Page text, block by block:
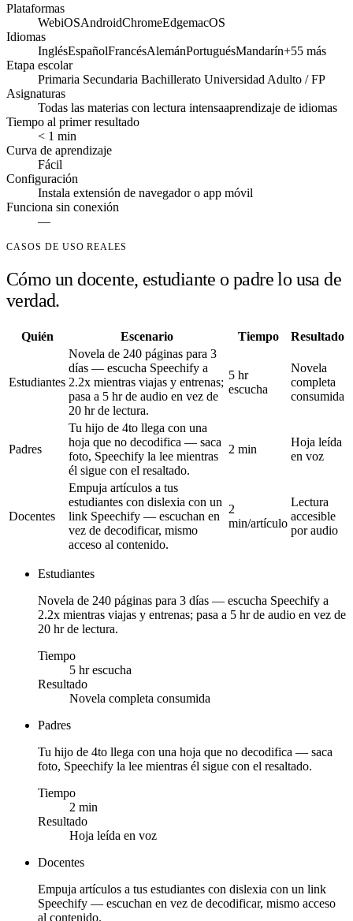
Plataformas
WebiOSAndroidChromeEdgemacOS
Idiomas
InglésEspañolFrancésAlemánPortuguésMandarín+55 más
Etapa escolar
Primaria Secundaria Bachillerato Universidad Adulto / FP
Asignaturas
Todas las materias con lectura intensaaprendizaje de idiomas
Tiempo al primer resultado
< 1 min
Curva de aprendizaje
Fácil
Configuración
Instala extensión de navegador o app móvil
Funciona sin conexión
—
CASOS DE USO REALES
Cómo un docente, estudiante o padre lo usa de
verdad.
Quién Escenario Tiempo Resultado
Estudiantes
Novela de 240 páginas para 3
días — escucha Speechify a
2.2x mientras viajas y entrenas;
pasa a 5 hr de audio en vez de
20 hr de lectura.
5 hr
escucha
Novela
completa
consumida
Padres
Tu hijo de 4to llega con una
hoja que no decodifica — saca
foto, Speechify la lee mientras
él sigue con el resaltado.
2 min
Hoja leída
en voz
Docentes
Empuja artículos a tus
estudiantes con dislexia con un
link Speechify — escuchan en
vez de decodificar, mismo
acceso al contenido.
2
min/artículo
Lectura
accesible
por audio
Estudiantes
Novela de 240 páginas para 3 días — escucha Speechify a
2.2x mientras viajas y entrenas; pasa a 5 hr de audio en vez de
20 hr de lectura.
Tiempo
5 hr escucha
Resultado
Novela completa consumida
Padres
Tu hijo de 4to llega con una hoja que no decodifica — saca
foto, Speechify la lee mientras él sigue con el resaltado.
Tiempo
2 min
Resultado
Hoja leída en voz
Docentes
Empuja artículos a tus estudiantes con dislexia con un link
Speechify — escuchan en vez de decodificar, mismo acceso
al contenido.